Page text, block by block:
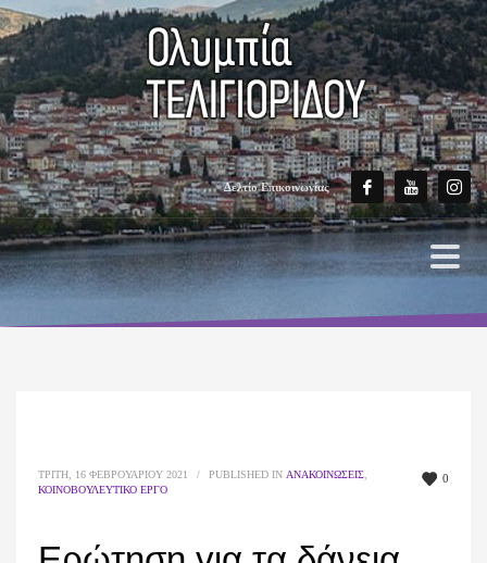
Δελτίο Επικοινωνίας
0
ΤΡΊΤΗ, 16 ΦΕΒΡΟΥΑΡΊΟΥ 2021 / PUBLISHED IN ΑΝΑΚΟΙΝΏΣΕΙΣ
ΚΟΙΝΟΒΟΥΛΕΥΤΙΚΌ ΈΡΓΟ